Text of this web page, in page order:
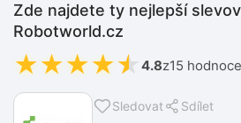
Sledovat Sdílet
Zde najdete ty nejlepší
Robotworld.cz
★★★★★ 4.8z15